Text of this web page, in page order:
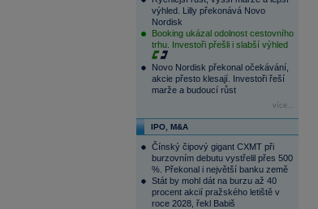
výhled. Lilly překonává Novo
Nordisk
Booking ukázal odolnost cestovního
trhu. Investoři přešli i slabší výhled
Novo Nordisk překonal očekávání,
akcie přesto klesají. Investoři řeší
marže a budoucí růst
více...
IPO, M&A
Čínský čipový gigant CXMT při
burzovním debutu vystřelil přes 500
%. Překonal i největší banku země
Stát by mohl dát na burzu až 40
procent akcií pražského letiště v
roce 2028, řekl Babiš